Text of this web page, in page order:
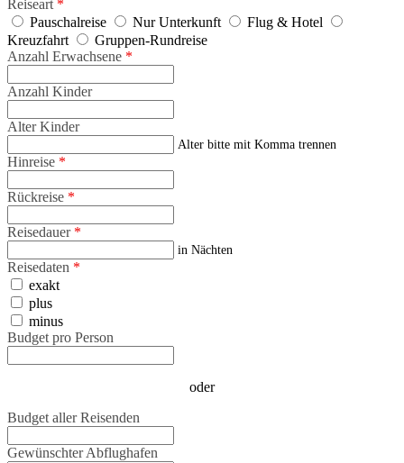
Reiseart *
Pauschalreise
Nur Unterkunft
Flug & Hotel
Kreuzfahrt
Gruppen-Rundreise
Anzahl Erwachsene *
Anzahl Kinder
Alter Kinder
Alter bitte mit Komma trennen
Hinreise *
Rückreise *
Reisedauer *
in Nächten
Reisedaten *
exakt
plus
minus
Budget pro Person
oder
Budget aller Reisenden
Gewünschter Abflughafen